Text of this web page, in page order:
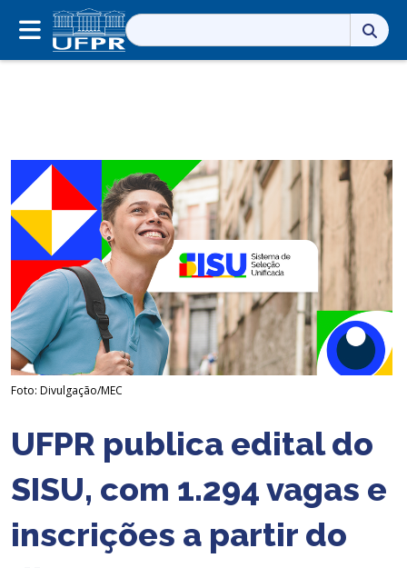
Pesquisar
por:
Foto: Divulgação/MEC
UFPR publica edital do
SISU, com 1.294 vagas e
inscrições a partir do